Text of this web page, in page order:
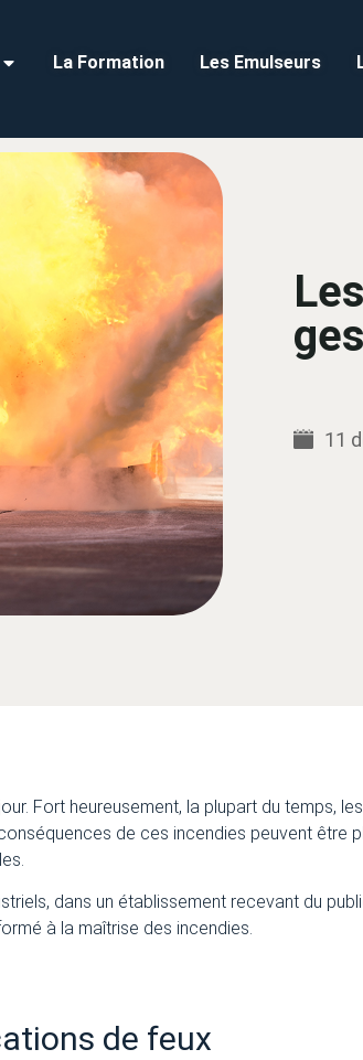
La Formation Les Emulseurs
11
Fort heureusement, la plupart du temps,
de ces incendies peuvent être
dans un établissement recevant du
à la maîtrise des incendies.
de feux